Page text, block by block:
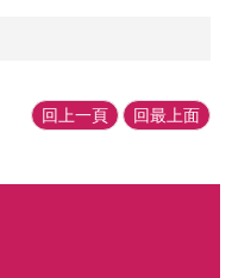
回上一頁 回最上面